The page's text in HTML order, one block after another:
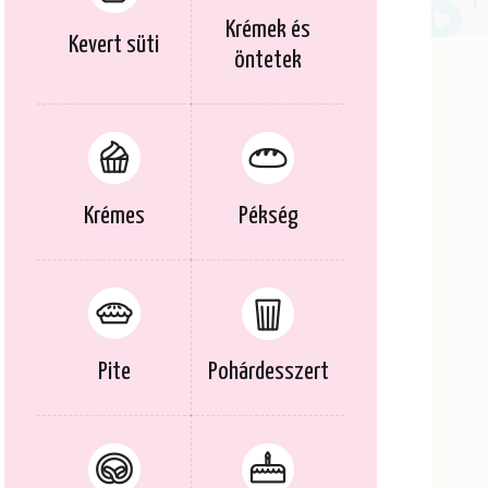
Kevert süti
Krémek és
öntetek
Krémes Pékség
Pite Pohárdesszert